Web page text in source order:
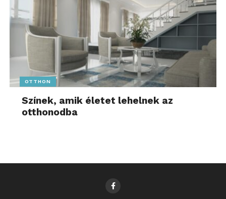
OTTHON
Színek, amik életet lehelnek az
otthonodba